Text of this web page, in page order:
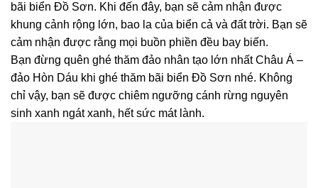
bãi biển Đồ Sơn. Khi đến đây, bạn sẽ cảm nhận được
khung cảnh rộng lớn, bao la của biển cả và đất trời. Bạn sẽ
cảm nhận được rằng mọi buồn phiền đều bay biến.
Bạn đừng quên ghé thăm đảo nhân tạo lớn nhất Châu Á –
đảo Hòn Dáu khi ghé thăm bãi biển Đồ Sơn nhé. Không
chỉ vậy, bạn sẽ được chiêm ngưỡng cánh rừng nguyên
sinh xanh ngát xanh, hết sức mát lành.